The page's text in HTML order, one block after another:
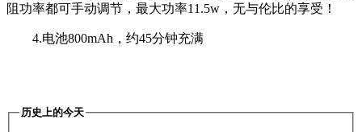
阻功率都可手动调节，最大功率11.5w，无与伦比的享受！
4.电池800mAh，约45分钟充满
历史上的今天